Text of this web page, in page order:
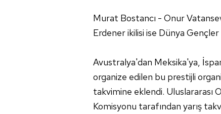
Murat Bostancı - Onur
Erdener ikilisi ise Dünya
Avustralya'dan Meksika'ya,
organize edilen bu prestijli
takvimine eklendi. Uluslararası
Komisyonu tarafından yarış